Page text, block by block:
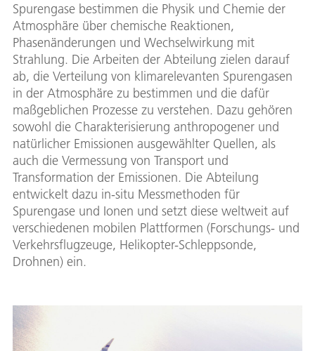
Spurengase bestimmen die Physik und Chemie der
Atmosphäre über chemische Reaktionen,
Phasenänderungen und Wechselwirkung mit
Strahlung. Die Arbeiten der Abteilung zielen darauf
ab, die Verteilung von klimarelevanten Spurengasen
in der Atmosphäre zu bestimmen und die dafür
maßgeblichen Prozesse zu verstehen. Dazu gehören
sowohl die Charakterisierung anthropogener und
natürlicher Emissionen ausgewählter Quellen, als
auch die Vermessung von Transport und
Transformation der Emissionen. Die Abteilung
entwickelt dazu in-situ Messmethoden für
Spurengase und Ionen und setzt diese weltweit auf
verschiedenen mobilen Plattformen (Forschungs- und
Verkehrsflugzeuge, Helikopter-Schleppsonde,
Drohnen) ein.